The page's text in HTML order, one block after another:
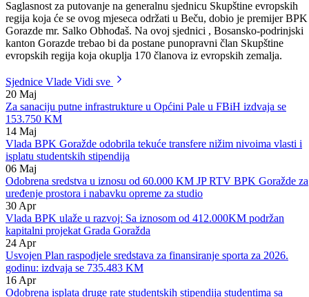
ustanove Centar za socijalni rad imenuje dosadašnja direktorica Alma
Delizaimovic.
Saglasnost za putovanje na generalnu sjednicu Skupštine evropskih
regija koja će se ovog mjeseca održati u Beču, dobio je premijer BPK
kanton Gorazde trebao bi da postane punopravni član Skupštine
evropskih regija koja okuplja 170 članova iz evropskih zemalja.
Sjednice Vlade
20 Maj
Za sanaciju putne infrastrukture u Općini Pale u FBiH izdvaja se
153.750 KM
14 Maj
Vlada BPK Goražde odobrila tekuće transfere nižim nivoima vlasti i
isplatu studentskih stipendija
06 Maj
Odobrena sredstva u iznosu od 60.000 KM JP RTV BPK Goražde za
uređenje prostora i nabavku opreme za studio
30 Apr
Vlada BPK ulaže u razvoj: Sa iznosom od 412.000KM podržan
kapitalni projekat Grada Goražda
24 Apr
Usvojen Plan raspodjele sredstava za finansiranje sporta za 2026.